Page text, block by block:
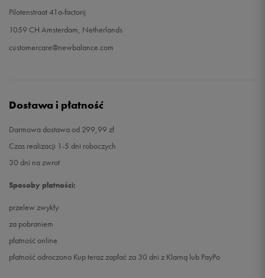
Pilotenstraat 41a-factorij
1059 CH Amsterdam, Netherlands
customercare@newbalance.com
Dostawa i płatność
Darmowa dostawa od 299,99 zł
Czas realizacji 1-5 dni roboczych
30 dni na zwrot
Sposoby płatności:
przelew zwykły
za pobraniem
płatność online
płatność odroczona Kup teraz zapłać za 30 dni z Klarną lub PayPo